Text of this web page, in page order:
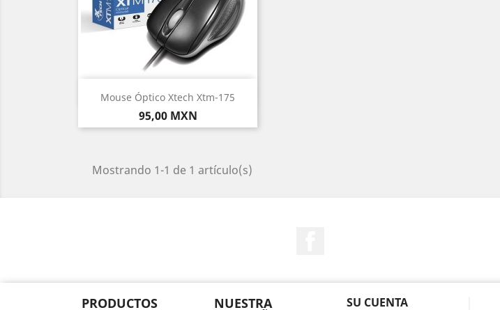
Mouse Óptico Xtech Xtm-175
Precio
95,00 MXN
Vista rápida
Mostrando 1-1 de 1 artículo(s)
PRODUCTOS NUESTRA SU CUENTA